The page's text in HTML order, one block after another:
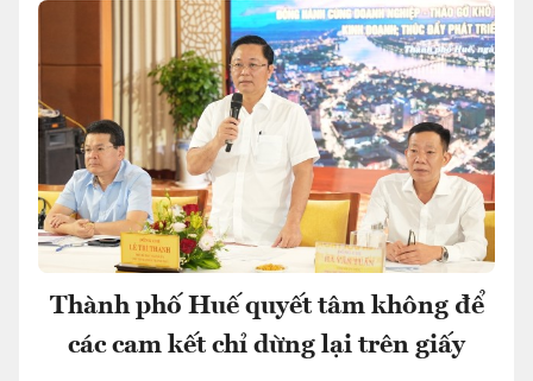
Thành phố Huế quyết tâm không để
các cam kết chỉ dừng lại trên giấy